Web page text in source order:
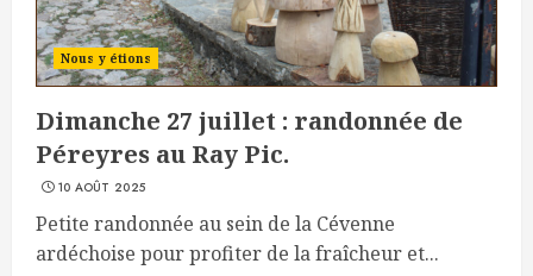
Nous y étions
Dimanche 27 juillet : randonnée de
Péreyres au Ray Pic.
10 AOÛT 2025
Petite randonnée au sein de la Cévenne
ardéchoise pour profiter de la fraîcheur et...